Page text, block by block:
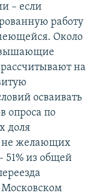
– если
работу
Около
на
осваивать
опроса по
доля
не желающих
51% из общей
Московском